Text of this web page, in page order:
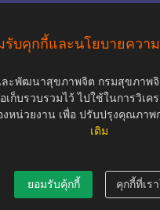
รับคุกกี้และนโยบายควา
ละพัฒนาสุขภาพจิต กรมสุขภาพ
ก็บรวบรวมไว้ ไปใช้ในการวิเค
หน่วยงาน เพื่อ ปรับปรุงคุณภาพ
เติม
ยอมรับคุ้กกี้ คุกกี้ที่เร